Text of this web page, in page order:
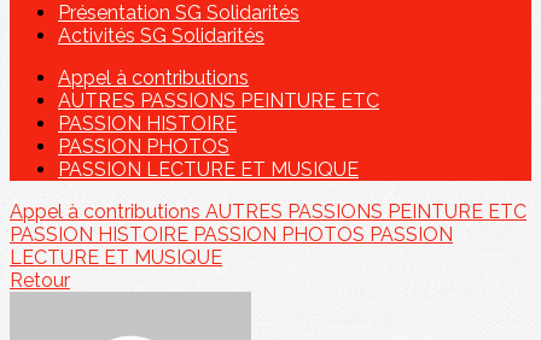
Présentation SG Solidarités
Activités SG Solidarités
Appel à contributions
AUTRES PASSIONS PEINTURE ETC
PASSION HISTOIRE
PASSION PHOTOS
PASSION LECTURE ET MUSIQUE
Appel à contributions AUTRES PASSIONS PEINTURE ETC
PASSION HISTOIRE PASSION PHOTOS PASSION
LECTURE ET MUSIQUE
Retour